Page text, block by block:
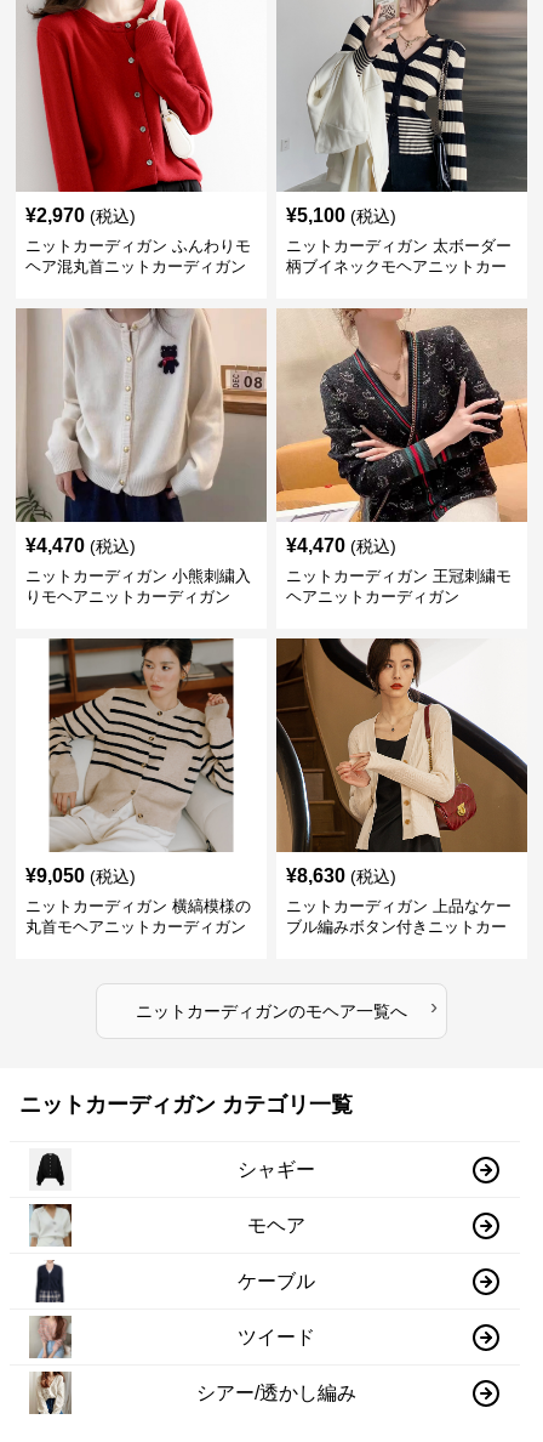
¥2,970 (税込)
ニットカーディガン ふんわりモ
ヘア混丸首ニットカーディガン
¥5,100 (税込)
ニットカーディガン 太ボーダー
柄ブイネックモヘアニットカー
¥4,470 (税込)
ニットカーディガン 小熊刺繍入
りモヘアニットカーディガン
¥4,470 (税込)
ニットカーディガン 王冠刺繍モ
ヘアニットカーディガン
¥9,050 (税込)
ニットカーディガン 横縞模様の
丸首モヘアニットカーディガン
¥8,630 (税込)
ニットカーディガン 上品なケー
ブル編みボタン付きニットカー
ニットカーディガンのモヘア一覧へ ›
ニットカーディガン カテゴリ一覧
シャギー
モヘア
ケーブル
ツイード
シアー/透かし編み